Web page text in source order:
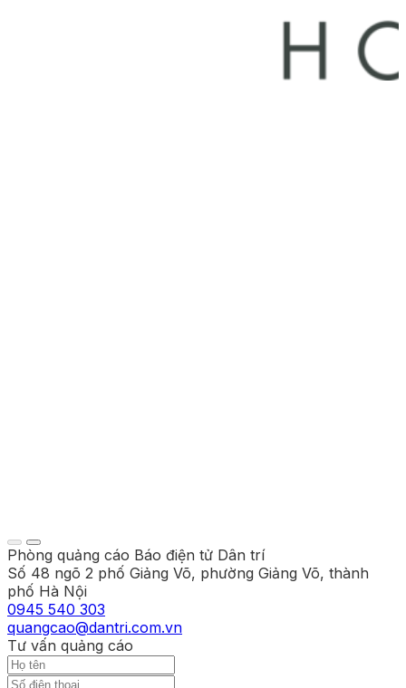
Phòng quảng cáo Báo điện tử Dân trí
Số 48 ngõ 2 phố Giảng Võ, phường Giảng Võ, thành
phố Hà Nội
0945 540 303
quangcao@dantri.com.vn
Tư vấn quảng cáo